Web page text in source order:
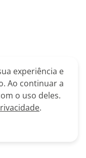
experiência e
Ao continuar a
o uso deles.
.